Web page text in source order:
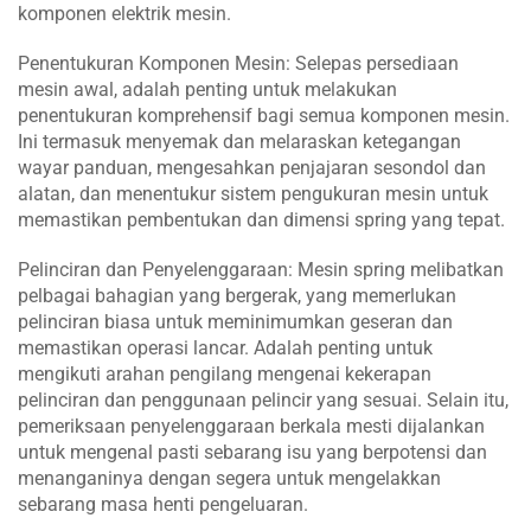
komponen elektrik mesin.
Penentukuran Komponen Mesin: Selepas persediaan
mesin awal, adalah penting untuk melakukan
penentukuran komprehensif bagi semua komponen mesin.
Ini termasuk menyemak dan melaraskan ketegangan
wayar panduan, mengesahkan penjajaran sesondol dan
alatan, dan menentukur sistem pengukuran mesin untuk
memastikan pembentukan dan dimensi spring yang tepat.
Pelinciran dan Penyelenggaraan: Mesin spring melibatkan
pelbagai bahagian yang bergerak, yang memerlukan
pelinciran biasa untuk meminimumkan geseran dan
memastikan operasi lancar. Adalah penting untuk
mengikuti arahan pengilang mengenai kekerapan
pelinciran dan penggunaan pelincir yang sesuai. Selain itu,
pemeriksaan penyelenggaraan berkala mesti dijalankan
untuk mengenal pasti sebarang isu yang berpotensi dan
menanganinya dengan segera untuk mengelakkan
sebarang masa henti pengeluaran.